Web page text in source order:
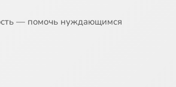
— помочь нуждающимся